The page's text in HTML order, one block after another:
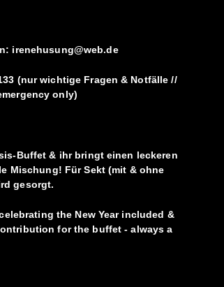
irenehusung@web.de
(nur wichtige Fragen & Notfälle //
only)
Buffet & ihr bringt einen leckeren
Mischung! Für Sekt (mit & ohne
gesorgt.
the New Year included &
for the buffet - always a